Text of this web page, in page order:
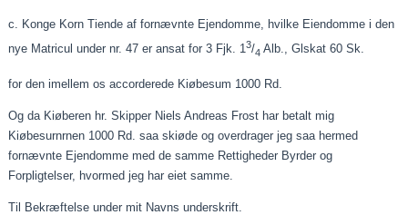
c. Konge Korn Tiende af fornævnte Ejendomme, hvilke Eiendomme i den
nye Matricul under nr. 47 er ansat for 3 Fjk. 13/4 Alb.,Glskat 60 Sk.
for den imellem osaccorderede Kiøbesum 1000 Rd.
Og da Kiøberen hr. Skipper Niels Andreas Frost har betalt mig
Kiøbesurnrnen 1000 Rd. saaskiøde og overdrager jeg saa hermed
fornævnte Ejendomme med de samme Rettigheder Byrder og
Forpligtelser, hvormed jeg hareiet samme.
Til Bekræftelse under mit Navns underskrift.